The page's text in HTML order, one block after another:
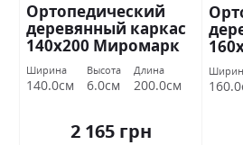
Ортопедический
деревянный каркас
140х200 Миромарк
Ширина
140.0см
Высота
6.0см
Длина
200.0см
2 165 грн